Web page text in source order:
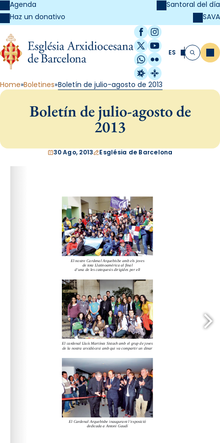
Agenda
Haz un donativo
Santoral del día
SAVA
Facebook
Instagram
X / Twitter
YouTube
WhatsApp
Flickr
Radio Estel
Catalunya
ES Buscar
Home Boletines Boletín de julio-agosto de 2013
Boletín de julio-agosto de
2013
30 Ago, 2013 Església de Barcelona
arqbcn.cat - Web: www.arqbcn.cat